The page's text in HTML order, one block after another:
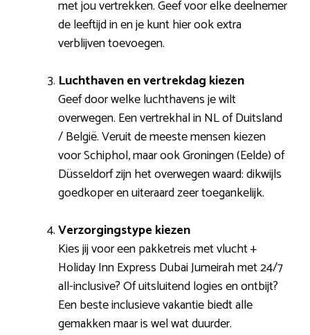
met jou vertrekken. Geef voor elke deelnemer
de leeftijd in en je kunt hier ook extra
verblijven toevoegen.
Luchthaven en vertrekdag kiezen
Geef door welke luchthavens je wilt
overwegen. Een vertrekhal in NL of Duitsland
/ België. Veruit de meeste mensen kiezen
voor Schiphol, maar ook Groningen (Eelde) of
Düsseldorf zijn het overwegen waard: dikwijls
goedkoper en uiteraard zeer toegankelijk.
Verzorgingstype kiezen
Kies jij voor een pakketreis met vlucht +
Holiday Inn Express Dubai Jumeirah met 24/7
all-inclusive? Of uitsluitend logies en ontbijt?
Een beste inclusieve vakantie biedt alle
gemakken maar is wel wat duurder.